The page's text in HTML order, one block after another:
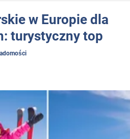
w Europie dla
turystyczny top